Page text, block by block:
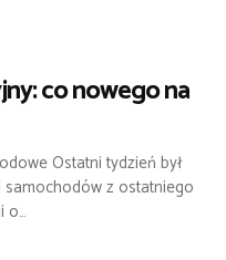
co nowego na
Ostatni tydzień był
z ostatniego
o…